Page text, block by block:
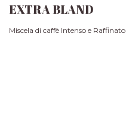
EXTRA BLAND
Miscela di caffè Intenso e Raffinato